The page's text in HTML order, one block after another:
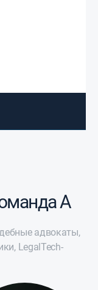
А
адвокаты,
LegalTech-